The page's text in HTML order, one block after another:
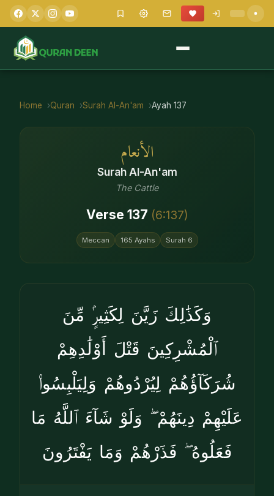
Home Quran Surah Al-An'am Ayah 137
الأنعام
Surah Al-An'am
The Cattle
Verse 137 (6:137)
Meccan 165 Ayahs Surah 6
وَكَذَٰلِكَ زَيَّنَ لِكَثِيرٍۢ مِّنَ
ٱلْمُشْرِكِينَ قَتْلَ أَوْلَٰدِهِمْ
شُرَكَآؤُهُمْ لِيُرْدُوهُمْ وَلِيَلْبِسُوا۟
عَلَيْهِمْ دِينَهُمْ ۖ وَلَوْ شَآءَ ٱللَّهُ مَا
فَعَلُوهُ ۖ فَذَرْهُمْ وَمَا يَفْتَرُونَ